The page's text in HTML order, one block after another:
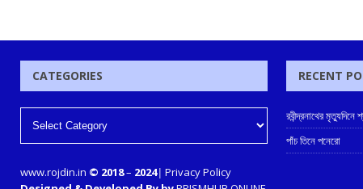
CATEGORIES
www.rojdin.in © 2018– 2024| Privacy Policy
RECENT
রবীন্দ্রনাথের
পাঁচ তিনে পনেরো